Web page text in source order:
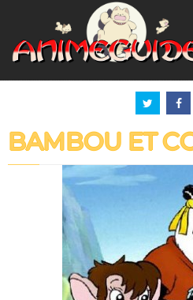
BAMBOU ET
Panneau de gestion des cookies